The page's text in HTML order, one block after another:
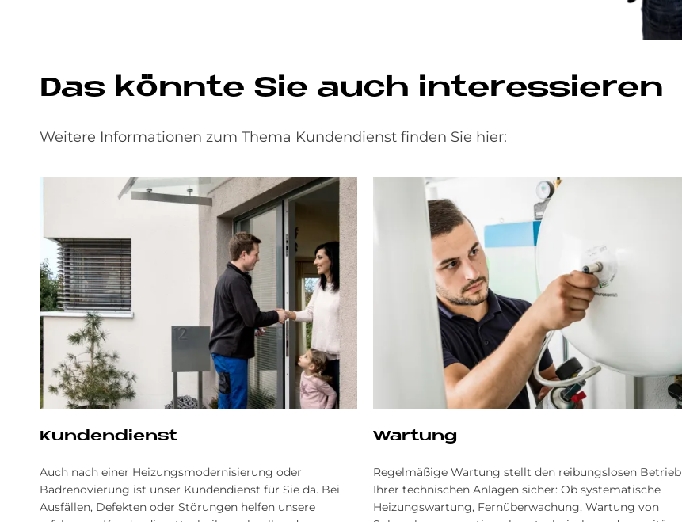
Das könnte Sie auch interessieren
Weitere Informationen zum Thema Kundendienst finden Sie hier:
Kundendienst
Auch nach einer Heizungsmodernisierung oder
Badrenovierung ist unser Kundendienst für Sie da. Bei
Ausfällen, Defekten oder Störungen helfen unsere
Wartung
Regelmäßige Wartung stellt den reibungslosen Betrieb
Ihrer technischen Anlagen sicher: Ob systematische
Heizungswartung, Fernüberwachung, Wartung von